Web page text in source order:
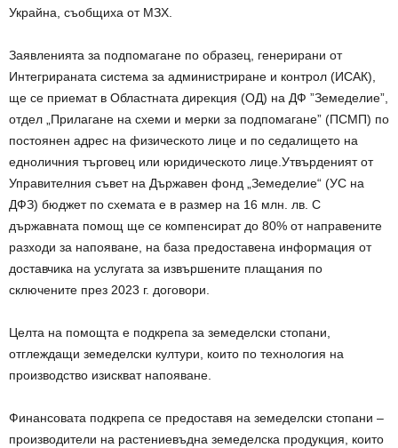
Украйна, съобщиха от МЗХ.
Заявленията за подпомагане по образец, генерирани от
Интегрираната система за администриране и контрол (ИСАК),
ще се приемат в Областната дирекция (ОД) на ДФ ”Земеделие”,
отдел „Прилагане на схеми и мерки за подпомагане” (ПСМП) по
постоянен адрес на физическото лице и по седалището на
едноличния търговец или юридическото лице.Утвърденият от
Управителния съвет на Държавен фонд „Земеделие“ (УС на
ДФЗ) бюджет по схемата е в размер на 16 млн. лв. С
държавната помощ ще се компенсират до 80% от направените
разходи за напояване, на база предоставена информация от
доставчика на услугата за извършените плащания по
сключените през 2023 г. договори.
Целта на помощта е подкрепа за земеделски стопани,
отглеждащи земеделски култури, които по технология на
производство изискват напояване.
Финансовата подкрепа се предоставя на земеделски стопани –
производители на растениевъдна земеделска продукция, които